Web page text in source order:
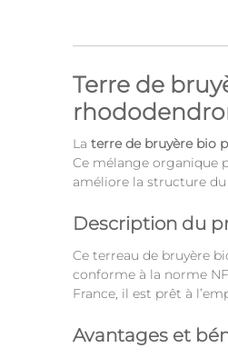
Terre de
La terre de bruyère bio
Ce mélange organique
améliore la structure du
Description du
Ce terreau de bruyère
conforme à la norme
France, il est prêt à
Avantages et